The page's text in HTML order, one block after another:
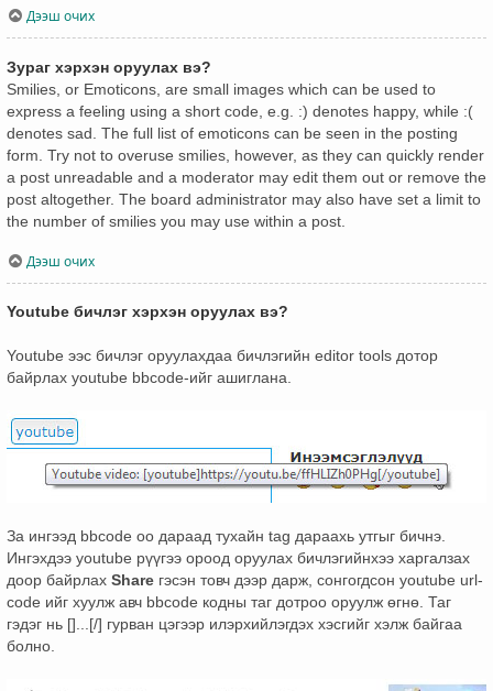
Дээш очих
Зураг хэрхэн оруулах вэ?
Smilies, or Emoticons, are small images which can be used to
express a feeling using a short code, e.g. :) denotes happy, while :(
denotes sad. The full list of emoticons can be seen in the posting
form. Try not to overuse smilies, however, as they can quickly render
a post unreadable and a moderator may edit them out or remove the
post altogether. The board administrator may also have set a limit to
the number of smilies you may use within a post.
Дээш очих
Youtube бичлэг хэрхэн оруулах вэ?
Youtube ээс бичлэг оруулахдаа бичлэгийн editor tools дотор
байрлах youtube bbcode-ийг ашиглана.
За ингээд bbcode оо дараад тухайн tag дараахь утгыг бичнэ.
Ингэхдээ youtube рүүгээ ороод оруулах бичлэгийнхээ харгалзах
доор байрлах Share гэсэн товч дээр дарж, сонгогдсон youtube url-
code ийг хуулж авч bbcode кодны таг дотроо оруулж өгнө. Таг
гэдэг нь []...[/] гурван цэгээр илэрхийлэгдэх хэсгийг хэлж байгаа
болно.